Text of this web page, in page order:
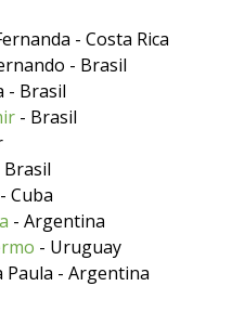
- Costa Rica
- Brasil
- Brasil
- Brasil
Brasil
- Cuba
- Argentina
- Uruguay
Paula - Argentina